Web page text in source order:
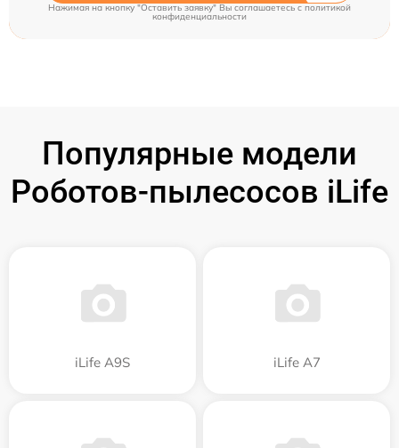
Нажимая на кнопку "Оставить заявку" Вы соглашаетесь c политикой
конфиденциальности
Популярные модели
Роботов-пылесосов iLife
iLife A9S iLife A7